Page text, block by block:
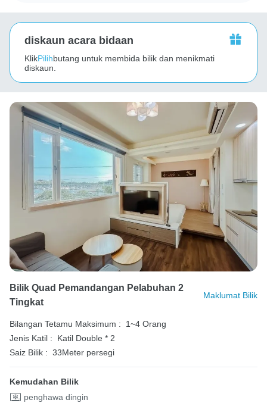
diskaun acara bidaan
KlikPilihbutang untuk membida bilik dan menikmati
diskaun.
Bilik Quad Pemandangan Pelabuhan 2
Tingkat
Maklumat Bilik
Bilangan Tetamu Maksimum :
1~4 Orang
Jenis Katil :
Katil Double * 2
Saiz Bilik : 33Meter persegi
Kemudahan Bilik
penghawa dingin